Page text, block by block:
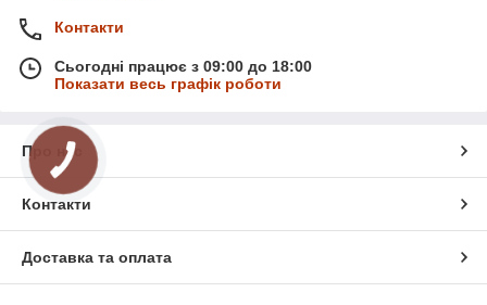
Контакти
Сьогодні працює з 09:00 до 18:00
Показати весь графік роботи
Про нас
Контакти
Доставка та оплата